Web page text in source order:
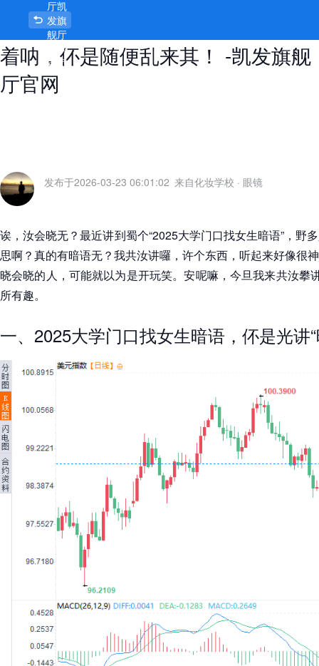
2025大学门口找女生暗语，门道多
着呐，伓是随便乱来其！ -凯发旗舰
厅官网
厅凯
发旗
舰厅
官网
首页
发布于2026-03-23 06:01:02 来自化妆学校 · 眼镜
诶，汝会晓无？最近讲到蜀个“2025大学门口找女生暗语”，野
思啊？真的有暗语无？我共汝讲囉，许个东西，听起来好像很
晓会晓的人，可能就以为是开玩笑。安呢嘛，今旦我来共汝攀
所有趣。
一、2025大学门口找女生暗语，伓是光讲